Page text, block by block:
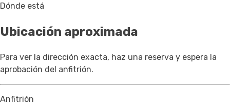
Dónde está
Ubicación aproximada
Para ver la dirección exacta, haz una reserva y espera la
aprobación del anfitrión.
Anfitrión